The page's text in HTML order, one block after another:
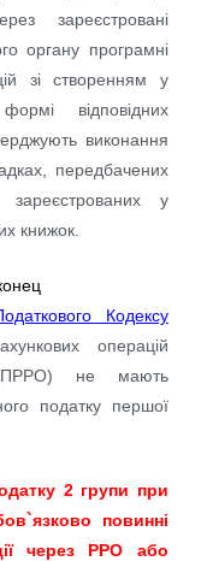
зареєстровані
органу програмні
зі створенням у
відповідних
виконання
передбачених
у
книжок.
Кодексу
операцій
не мають
податку першої
2 групи при
повинні
через РРО або